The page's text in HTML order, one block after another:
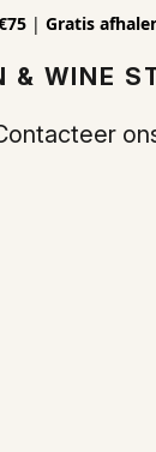
| Gratis
& WINE